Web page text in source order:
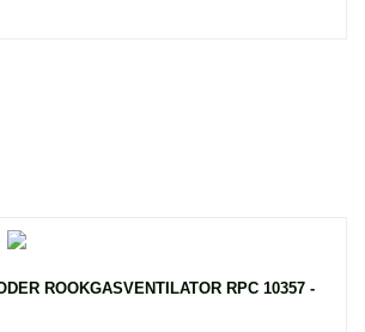
ROOKGASVENTILATOR RPC 10357 -